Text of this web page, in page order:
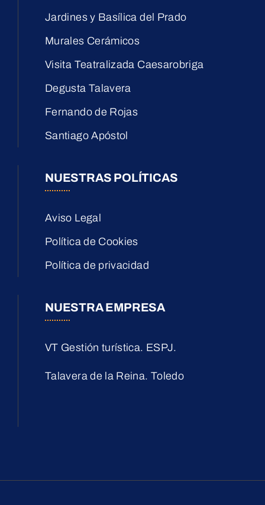
Jardines y Basílica del Prado
Murales Cerámicos
Visita Teatralizada Caesarobriga
Degusta Talavera
Fernando de Rojas
Santiago Apóstol
NUESTRAS POLÍTICAS
Aviso Legal
Política de Cookies
Política de privacidad
NUESTRA EMPRESA
VT Gestión turística. ESPJ.
Talavera de la Reina. Toledo